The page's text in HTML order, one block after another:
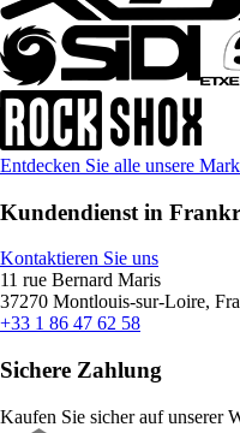
Entdecken Sie alle unsere
Kundendienst in
Kontaktieren Sie uns
11 rue Bernard Maris
37270 Montlouis-sur-Loire,
+33 1 86 47 62 58
Sichere Zahlung
Kaufen Sie sicher auf unserer